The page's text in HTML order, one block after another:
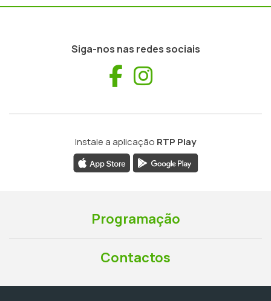
Siga-nos nas redes sociais
Facebook
Instale a aplicação RTP Play
Programação
Contactos